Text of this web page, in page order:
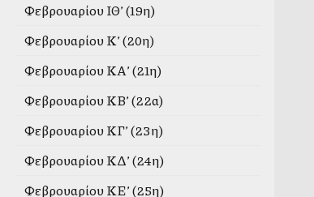
Φεβρουαρίου ΙΘ’ (19η)
Φεβρουαρίου Κ’ (20η)
Φεβρουαρίου ΚΑ’ (21η)
Φεβρουαρίου ΚΒ’ (22α)
Φεβρουαρίου ΚΓ’ (23η)
Φεβρουαρίου ΚΔ’ (24η)
Φεβρουαρίου ΚΕ’ (25η)